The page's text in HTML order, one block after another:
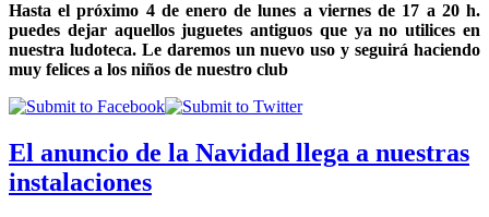
Hasta el próximo 4 de enero de lunes a viernes de 17 a 20 h.
puedes dejar aquellos juguetes antiguos que ya no utilices en
nuestra ludoteca. Le daremos un nuevo uso y seguirá haciendo
muy felices a los niños de nuestro club
El anuncio de la Navidad llega a nuestras
instalaciones